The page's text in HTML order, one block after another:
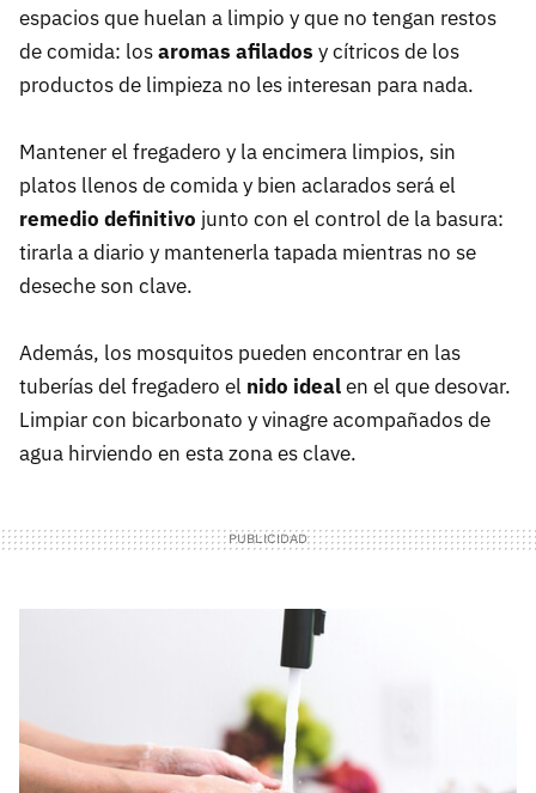
espacios que huelan a limpio y que no tengan restos
de comida: losaromas afilados y cítricos de los
productos de limpieza no les interesan para nada.
Mantener el fregadero y la encimera limpios, sin
platos llenos de comida y bien aclarados será el
remedio definitivo junto con el control de la basura:
tirarla a diario y mantenerla tapada mientras no se
deseche son clave.
Además, los mosquitos pueden encontrar en las
tuberías del fregadero el nido idealen el que desovar.
Limpiar con bicarbonato y vinagre acompañados de
agua hirviendo en esta zona es clave.